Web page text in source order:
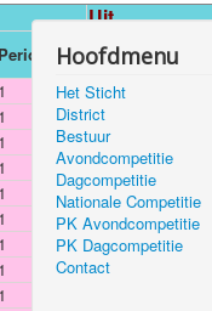
Uit
Periode Team
1 De Nieuwe Jutter 2
1 O.G.B. 9
1 BVM Apollo 7
1 BVM Apollo 8
1 B.V.Z. 3
1 `t Centrum 4
1 De Bun 3
1 Rapiditas 1
1
Hoofdmenu
Het Sticht
District
Bestuur
Avondcompetitie
Dagcompetitie
Nationale Competitie
PK Avondcompetitie
PK Dagcompetitie
Contact